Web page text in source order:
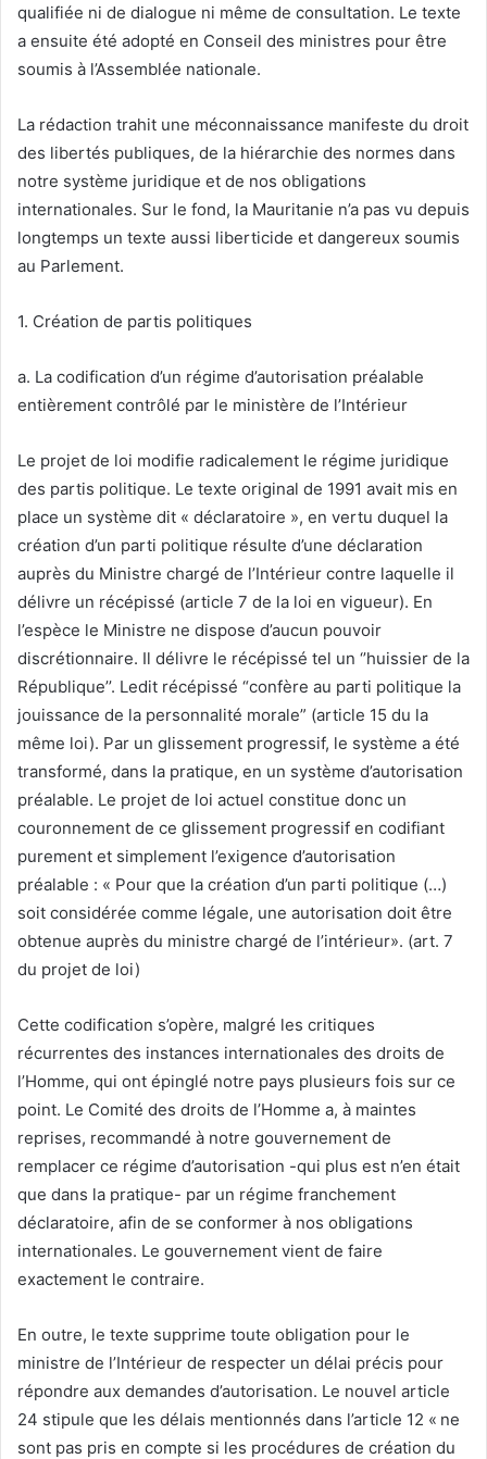
qualifiée ni de dialogue ni même de consultation. Le texte
a ensuite été adopté en Conseil des ministres pour être
soumis à l’Assemblée nationale.
La rédaction trahit une méconnaissance manifeste du droit
des libertés publiques, de la hiérarchie des normes dans
notre système juridique et de nos obligations
internationales. Sur le fond, la Mauritanie n’a pas vu depuis
longtemps un texte aussi liberticide et dangereux soumis
au Parlement.
1. Création de partis politiques
a. La codification d’un régime d’autorisation préalable
entièrement contrôlé par le ministère de l’Intérieur
Le projet de loi modifie radicalement le régime juridique
des partis politique. Le texte original de 1991 avait mis en
place un système dit « déclaratoire », en vertu duquel la
création d’un parti politique résulte d’une déclaration
auprès du Ministre chargé de l’Intérieur contre laquelle il
délivre un récépissé (article 7 de la loi en vigueur). En
l’espèce le Ministre ne dispose d’aucun pouvoir
discrétionnaire. Il délivre le récépissé tel un ‘’huissier de la
République’’. Ledit récépissé “confère au parti politique la
jouissance de la personnalité morale” (article 15 du la
même loi). Par un glissement progressif, le système a été
transformé, dans la pratique, en un système d’autorisation
préalable. Le projet de loi actuel constitue donc un
couronnement de ce glissement progressif en codifiant
purement et simplement l’exigence d’autorisation
préalable : « Pour que la création d’un parti politique (…)
soit considérée comme légale, une autorisation doit être
obtenue auprès du ministre chargé de l’intérieur». (art. 7
du projet de loi)
Cette codification s’opère, malgré les critiques
récurrentes des instances internationales des droits de
l’Homme, qui ont épinglé notre pays plusieurs fois sur ce
point. Le Comité des droits de l’Homme a, à maintes
reprises, recommandé à notre gouvernement de
remplacer ce régime d’autorisation -qui plus est n’en était
que dans la pratique- par un régime franchement
déclaratoire, afin de se conformer à nos obligations
internationales. Le gouvernement vient de faire
exactement le contraire.
En outre, le texte supprime toute obligation pour le
ministre de l’Intérieur de respecter un délai précis pour
répondre aux demandes d’autorisation. Le nouvel article
24 stipule que les délais mentionnés dans l’article 12 « ne
sont pas pris en compte si les procédures de création du